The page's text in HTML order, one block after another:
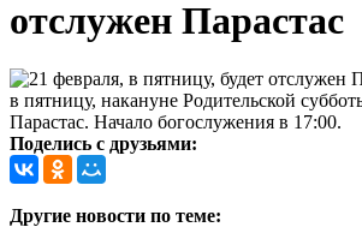
отслужен Парастас
в пятницу, накануне Родительской
Парастас. Начало богослужения в 17:00.
Поделись с друзьями:
Другие новости по теме: